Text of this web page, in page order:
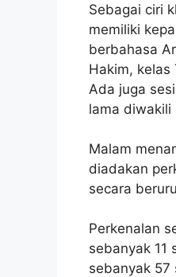
Sebagai ciri
memiliki
berbahasa
Hakim, kelas
Ada juga
lama diwakili
Malam
diadakan
secara
Perkenalan
sebanyak 11
sebanyak 57